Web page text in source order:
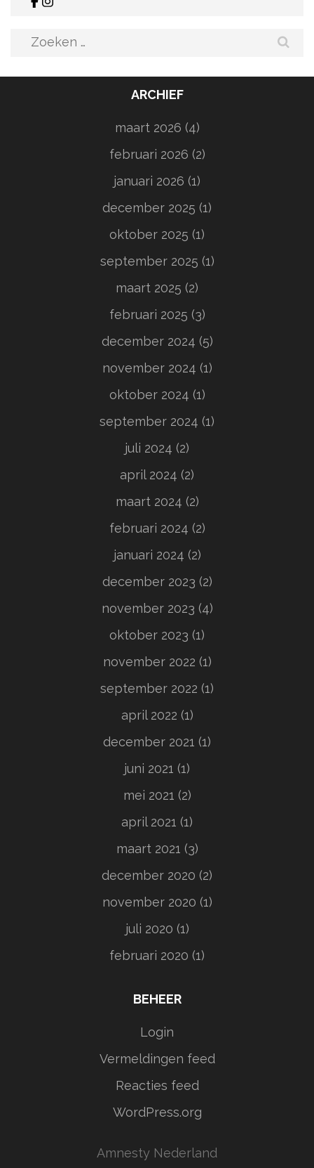
Zoeken
ARCHIEF
maart 2026 (4)
februari 2026 (2)
januari 2026 (1)
december 2025 (1)
oktober 2025 (1)
september 2025 (1)
maart 2025 (2)
februari 2025 (3)
december 2024 (5)
november 2024 (1)
oktober 2024 (1)
september 2024 (1)
juli 2024 (2)
april 2024 (2)
maart 2024 (2)
februari 2024 (2)
januari 2024 (2)
december 2023 (2)
november 2023 (4)
oktober 2023 (1)
november 2022 (1)
september 2022 (1)
april 2022 (1)
december 2021 (1)
juni 2021 (1)
mei 2021 (2)
april 2021 (1)
maart 2021 (3)
december 2020 (2)
november 2020 (1)
juli 2020 (1)
februari 2020 (1)
BEHEER
Login
Vermeldingen feed
Reacties feed
WordPress.org
Amnesty Nederland